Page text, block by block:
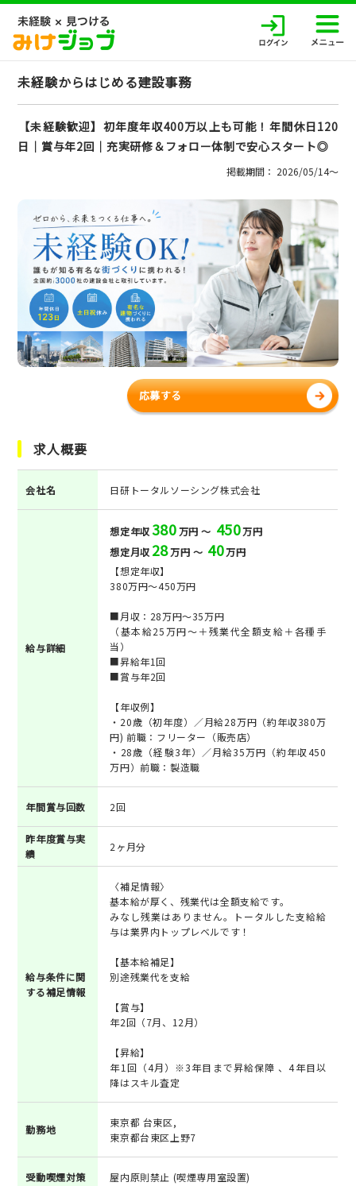
未経験からはじめる建設事務
【未経験歓迎】初年度年収400万以上も可能！年間休日120
日│賞与年2回│充実研修＆フォロー体制で安心スタート◎
掲載期間： 2026/05/14〜
応募する
求人概要
会社名 日研トータルソーシング株式会社
給与詳細
想定年収380万円 ～ 450万円
想定月収 28万円 ～ 40万円
【想定年収】
380万円～450万円
■月収：28万円～35万円
（基本給25万円～＋残業代全額支給＋各種手
当）
■昇給年1回
■賞与年2回
【年収例】
・20歳（初年度）／月給28万円（約年収380万
円) 前職：フリーター（販売店）
・28歳（経験3年）／月給35万円（約年収450
万円）前職：製造職
年間賞与回数 2回
昨年度賞与実
績
2ヶ月分
給与条件に関
する補足情報
〈補足情報〉
基本給が厚く、残業代は全額支給です。
みなし残業はありません。トータルした支給給
与は業界内トップレベルです！
【基本給補足】
別途残業代を支給
【賞与】
年2回（7月、12月）
【昇給】
年1回（4月）※3年目まで昇給保障 、4年目以
降はスキル査定
勤務地
東京都 台東区,
東京都台東区上野7
受動喫煙対策 屋内原則禁止 (喫煙専用室設置)